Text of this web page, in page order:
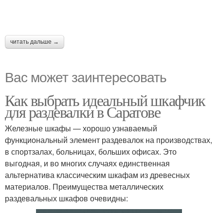
читать дальше →
Вас может заинтересовать
Как выбрать идеальный шкафчик
для раздевалки в Саратове
Железные шкафы — хорошо узнаваемый
функциональный элемент раздевалок на производствах,
в спортзалах, больницах, больших офисах. Это
выгодная, и во многих случаях единственная
альтернатива классическим шкафам из древесных
материалов. Преимущества металлических
раздевальных шкафов очевидны: